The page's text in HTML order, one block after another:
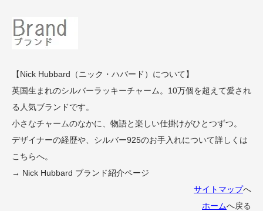
【Nick Hubbard（ニック・ハバード）について】
英国生まれのシルバーラッキーチャーム。10万個を超えて愛され
る人気ブランドです。
小さなチャームのなかに、物語と楽しい仕掛けがひとつずつ。
デザイナーの経歴や、シルバー925のお手入れについて詳しくは
こちらへ。
→ Nick Hubbard ブランド紹介ページ
サイトマップへ
ホームへ戻る